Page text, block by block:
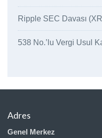
Ripple SEC Davası
538 No.’lu Vergi Usul
Adres
Genel Merkez